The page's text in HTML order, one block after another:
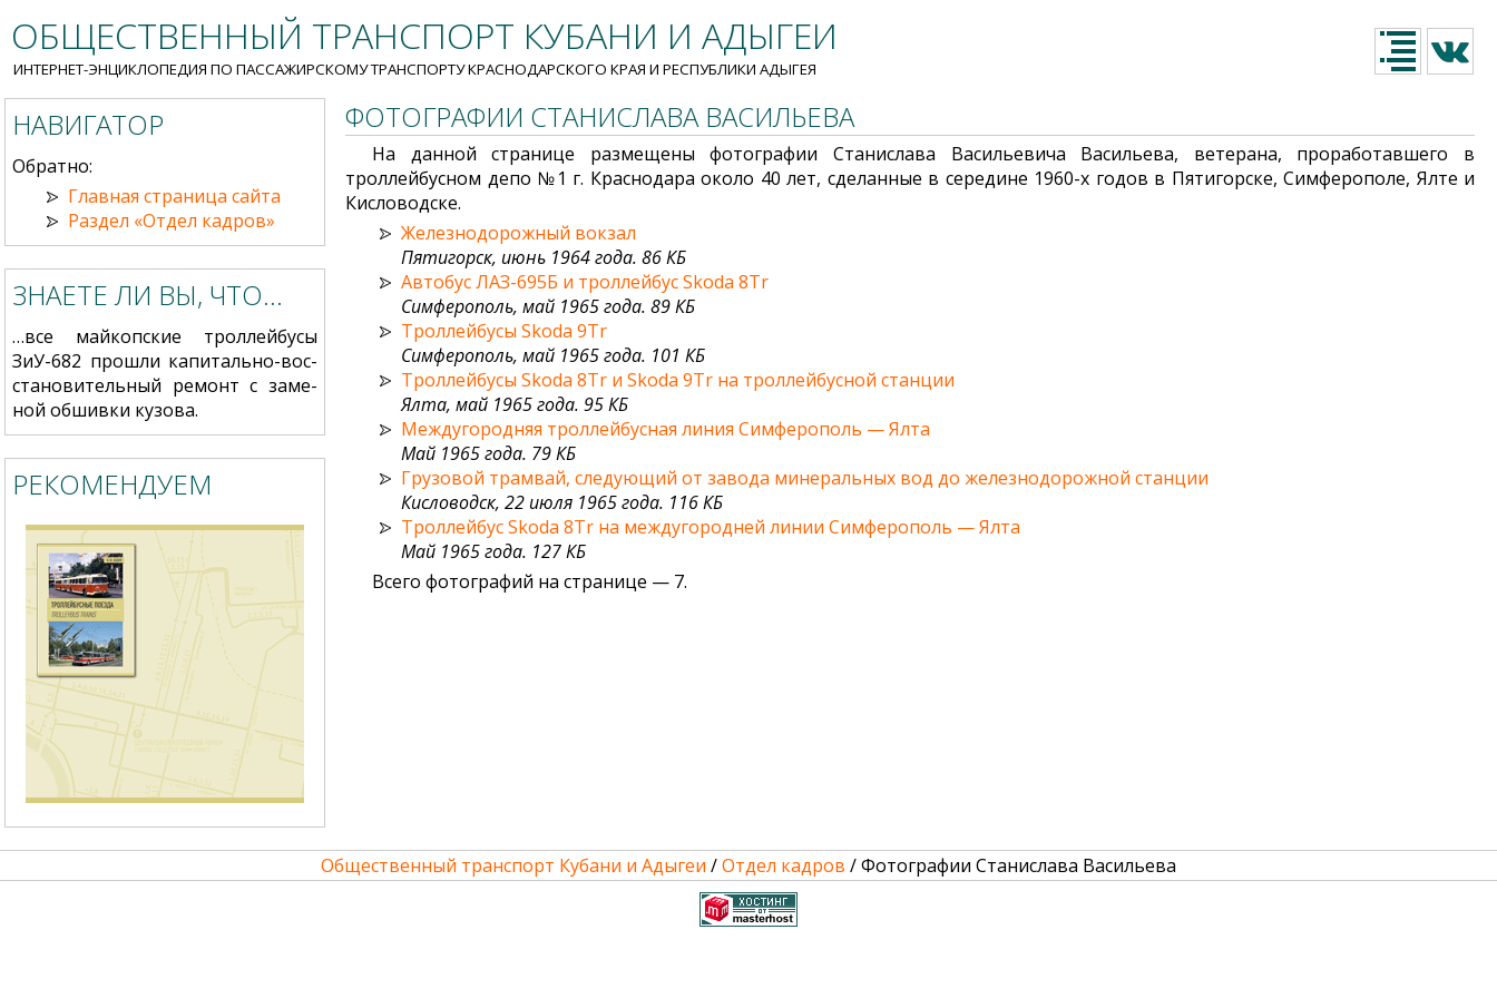
ОБЩЕСТВЕННЫЙ ТРАНСПОРТ КУБАНИ И АДЫГЕИ
ИНТЕРНЕТ-ЭНЦИКЛОПЕДИЯ ПО ПАССАЖИРСКОМУ ТРАНСПОРТУ КРАСНОДАРСКОГО КРАЯ И РЕСПУБЛИКИ АДЫГЕЯ
НАВИГАТОР
Обратно:
Главная страница сайта
Раздел «Отдел кадров»
ЗНАЕТЕ ЛИ ВЫ, ЧТО…
…все май­коп­ские трол­лей­бу­сы
ЗиУ-682 про­шли ка­пи­та­ль­но-вос­
ста­но­ви­те­ль­ный ре­монт с за­ме­
ной обши­вки ку­зо­ва.
РЕКОМЕНДУЕМ
ФОТОГРАФИИ СТАНИСЛАВА ВАСИЛЬЕВА
На данной странице размещены фотографии Станислава Васильевича Васильева, ветерана, проработавшего в
троллейбусном депо №1 г. Краснодара около 40 лет, сделанные в середине 1960-х годов в Пятигорске, Симферополе, Ялте и
Кисловодске.
Железнодорожный вокзал
Пятигорск, июнь 1964 года. 86 КБ
Автобус ЛАЗ-695Б и троллейбус Skoda 8Tr
Симферополь, май 1965 года. 89 КБ
Троллейбусы Skoda 9Tr
Симферополь, май 1965 года. 101 КБ
Троллейбусы Skoda 8Tr и Skoda 9Tr на троллейбусной станции
Ялта, май 1965 года. 95 КБ
Междугородняя троллейбусная линия Симферополь — Ялта
Май 1965 года. 79 КБ
Грузовой трамвай, следующий от завода минеральных вод до железнодорожной станции
Кисловодск, 22 июля 1965 года. 116 КБ
Троллейбус Skoda 8Tr на междугородней линии Симферополь — Ялта
Май 1965 года. 127 КБ
Всего фотографий на странице — 7.
Общественный транспорт Кубани и Адыгеи /Отдел кадров / Фотографии Станислава Васильева